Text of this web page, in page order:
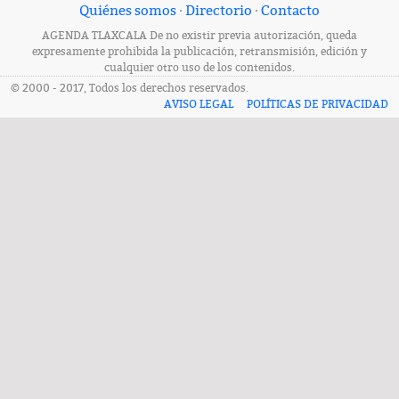
Quiénes somos · Directorio · Contacto
AGENDA TLAXCALA De no existir previa autorización, queda
expresamente prohibida la publicación, retransmisión, edición y
cualquier otro uso de los contenidos.
© 2000 - 2017, Todos los derechos reservados.
AVISO LEGAL
POLÍTICAS DE PRIVACIDAD